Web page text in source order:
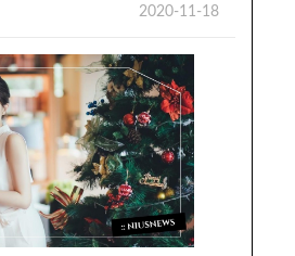
2020-11-18